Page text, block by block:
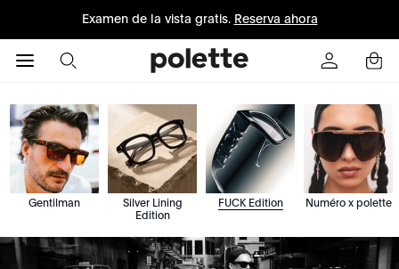
Examen de la vista gratis. Reserva ahora
Gentilman
Silver Lining
Edition
FUCK Edition Numéro x polette